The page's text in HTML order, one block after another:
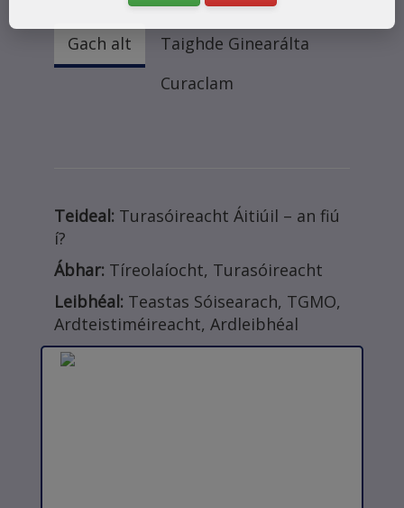
Gach alt
Taighde Ginearálta
Curaclam
Teideal: Turasóireacht Áitiúil – an fiú
í?
Ábhar: Tíreolaíocht, Turasóireacht
Leibhéal: Teastas Sóisearach, TGMO,
Ardteistiméireacht, Ardleibhéal